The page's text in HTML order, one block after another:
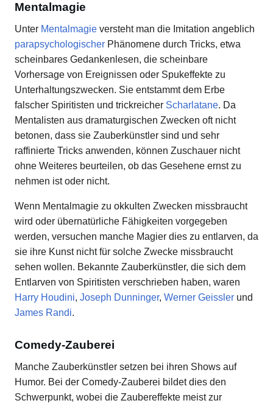
Mentalmagie
Unter Mentalmagie versteht man die Imitation angeblich
parapsychologischer Phänomene durch Tricks, etwa
scheinbares Gedankenlesen, die scheinbare
Vorhersage von Ereignissen oder Spukeffekte zu
Unterhaltungszwecken. Sie entstammt dem Erbe
falscher Spiritisten und trickreicher Scharlatane. Da
Mentalisten aus dramaturgischen Zwecken oft nicht
betonen, dass sie Zauberkünstler sind und sehr
raffinierte Tricks anwenden, können Zuschauer nicht
ohne Weiteres beurteilen, ob das Gesehene ernst zu
nehmen ist oder nicht.
Wenn Mentalmagie zu okkulten Zwecken missbraucht
wird oder übernatürliche Fähigkeiten vorgegeben
werden, versuchen manche Magier dies zu entlarven, da
sie ihre Kunst nicht für solche Zwecke missbraucht
sehen wollen. Bekannte Zauberkünstler, die sich dem
Entlarven von Spiritisten verschrieben haben, waren
Harry Houdini, Joseph Dunninger, Werner Geissler und
James Randi.
Comedy-Zauberei
Manche Zauberkünstler setzen bei ihren Shows auf
Humor. Bei der Comedy-Zauberei bildet dies den
Schwerpunkt, wobei die Zaubereffekte meist zur